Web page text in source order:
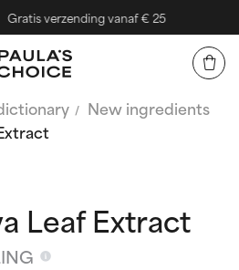
Gratis verzending vanaf € 25
New ingredients
Leaf Extract